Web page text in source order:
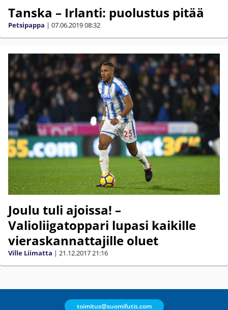
Tanska – Irlanti: puolustus pitää
Petsipappa | 07.06.201908:32
Joulu tuli ajoissa! –
Valioliigatoppari lupasi kaikille
vieraskannattajille oluet
Ville Liimatta | 21.12.201721:16
toimitus@suomifutis.com